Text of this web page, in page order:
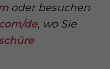
oder besuchen
de, wo Sie